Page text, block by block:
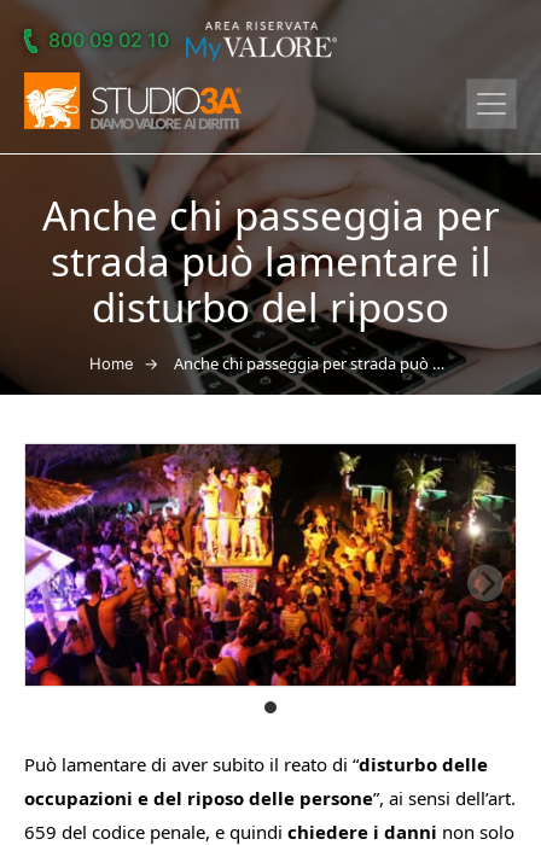
Skip to main content
800 09 02 10
Anche chi passeggia per
strada può lamentare il
disturbo del riposo
Home → Anche chi passeggia per strada può lamentare il disturbo del riposo
Può lamentare di aver subito il reato di “disturbo delle
occupazioni e del riposo delle persone”, ai sensi dell’art.
659 del codice penale, e quindi chiedere i danni non solo